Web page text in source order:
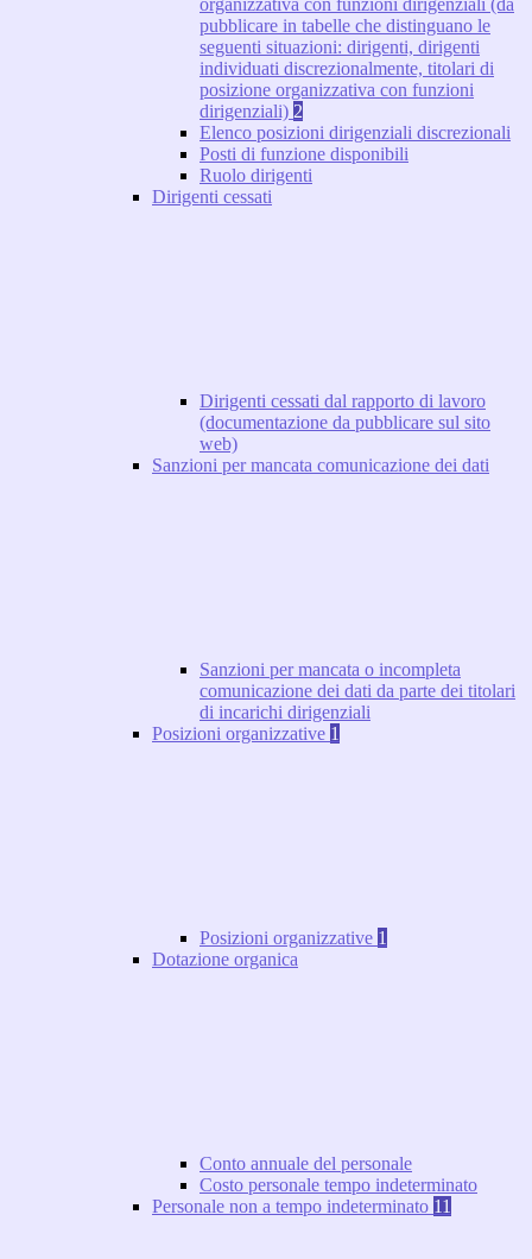
organizzativa con funzioni dirigenziali (da
pubblicare in tabelle che distinguano le
seguenti situazioni: dirigenti, dirigenti
individuati discrezionalmente, titolari di
posizione organizzativa con funzioni
dirigenziali) 2
Elenco posizioni dirigenziali discrezionali
Posti di funzione disponibili
Ruolo dirigenti
Dirigenti cessati
Dirigenti cessati dal rapporto di lavoro
(documentazione da pubblicare sul sito
web)
Sanzioni per mancata comunicazione dei dati
Sanzioni per mancata o incompleta
comunicazione dei dati da parte dei titolari
di incarichi dirigenziali
Posizioni organizzative 1
Posizioni organizzative 1
Dotazione organica
Conto annuale del personale
Costo personale tempo indeterminato
Personale non a tempo indeterminato 11